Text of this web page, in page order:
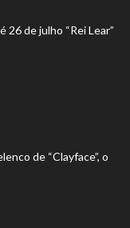
26 de julho “Rei Lear”
de “Clayface”, o